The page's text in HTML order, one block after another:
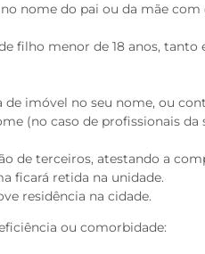
nome do pai ou da mãe
filho menor de 18 anos,
de imóvel no seu nome, ou
(no caso de profissionais
de terceiros, atestando a
ficará retida na unidade.
residência na cidade.
ou comorbidade: